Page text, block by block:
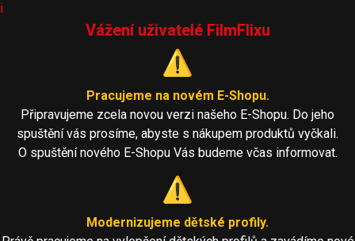
i
Vážení uživatelé FilmFlixu
⚠️
Pracujeme na novém E-Shopu.
Připravujeme zcela novou verzi našeho E-Shopu. Do jeho
spuštění vás prosíme, abyste s nákupem produktů vyčkali.
O spuštění nového E-Shopu Vás budeme včas informovat.
⚠️
Modernizujeme dětské profily.